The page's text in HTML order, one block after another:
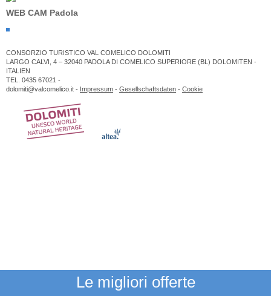
Le migliori offerte
WEB CAM Padola
CONSORZIO TURISTICO VAL COMELICO DOLOMITI
LARGO CALVI, 4 – 32040 PADOLA DI COMELICO SUPERIORE (BL) DOLOMITEN -
ITALIEN
TEL. 0435 67021 -
dolomiti@valcomelico.it - Impressum - Gesellschaftsdaten - Cookie